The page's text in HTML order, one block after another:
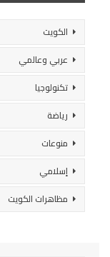
الكويت
عربي وعالمي
تكنولوجيا
رياضة
منوعات
إسلامي
مظاهرات الكويت